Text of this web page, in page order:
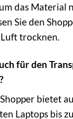
das Material
Sie den
trocknen.
für den
bietet
Laptops bis